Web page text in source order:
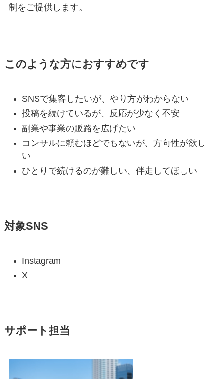
制をご提供します。
このような方におすすめです
SNSで集客したいが、やり方がわからない
投稿を続けているが、反応が少なく不安
副業や事業の販路を広げたい
コンサルに頼むほどでもないが、方向性が欲し
い
ひとりで続けるのが難しい、伴走してほしい
対象SNS
Instagram
X
サポート担当